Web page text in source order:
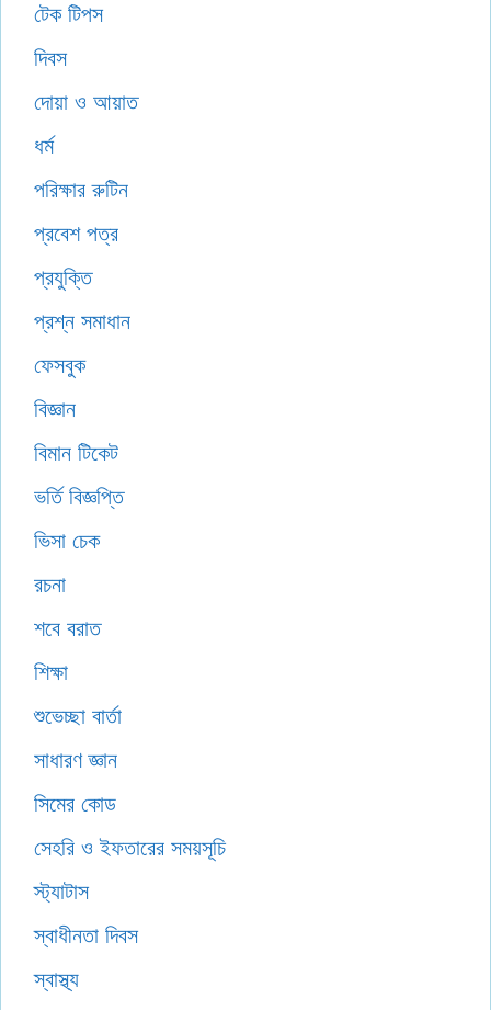
টেক টিপস
দিবস
দোয়া ও আয়াত
ধর্ম
পরিক্ষার রুটিন
প্রবেশ পত্র
প্রযুক্তি
প্রশ্ন সমাধান
ফেসবুক
বিজ্ঞান
বিমান টিকেট
ভর্তি বিজ্ঞপ্তি
ভিসা চেক
রচনা
শবে বরাত
শিক্ষা
শুভেচ্ছা বার্তা
সাধারণ জ্ঞান
সিমের কোড
সেহরি ও ইফতারের সময়সূচি
স্ট্যাটাস
স্বাধীনতা দিবস
স্বাস্থ্য